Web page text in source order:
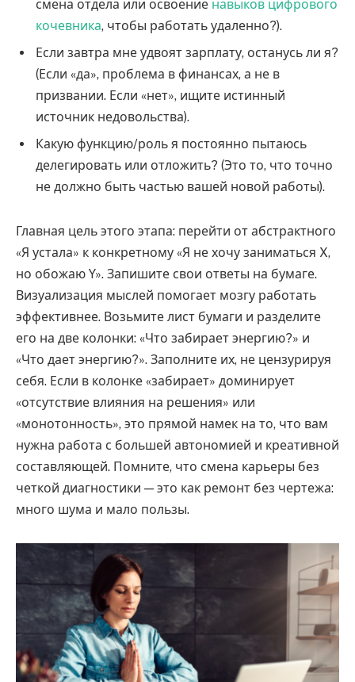
смена отдела или освоение навыков цифрового
кочевника, чтобы работать удаленно?).
Если завтра мне удвоят зарплату, останусь ли я?
(Если «да», проблема в финансах, а не в
призвании. Если «нет», ищите истинный
источник недовольства).
Какую функцию/роль я постоянно пытаюсь
делегировать или отложить? (Это то, что точно
не должно быть частью вашей новой работы).
Главная цель этого этапа: перейти от абстрактного
«Я устала» к конкретному «Я не хочу заниматься X,
но обожаю Y». Запишите свои ответы на бумаге.
Визуализация мыслей помогает мозгу работать
эффективнее. Возьмите лист бумаги и разделите
его на две колонки: «Что забирает энергию?» и
«Что дает энергию?». Заполните их, не цензурируя
себя. Если в колонке «забирает» доминирует
«отсутствие влияния на решения» или
«монотонность», это прямой намек на то, что вам
нужна работа с большей автономией и креативной
составляющей. Помните, что смена карьеры без
четкой диагностики — это как ремонт без чертежа:
много шума и мало пользы.